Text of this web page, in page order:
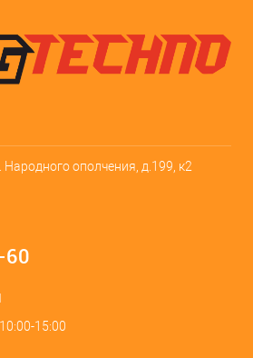
Народного ополчения, д.199, к2
60
15:00